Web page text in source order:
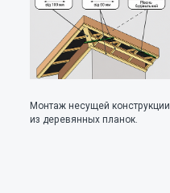
Монтаж несущей конструкции
из деревянных планок.